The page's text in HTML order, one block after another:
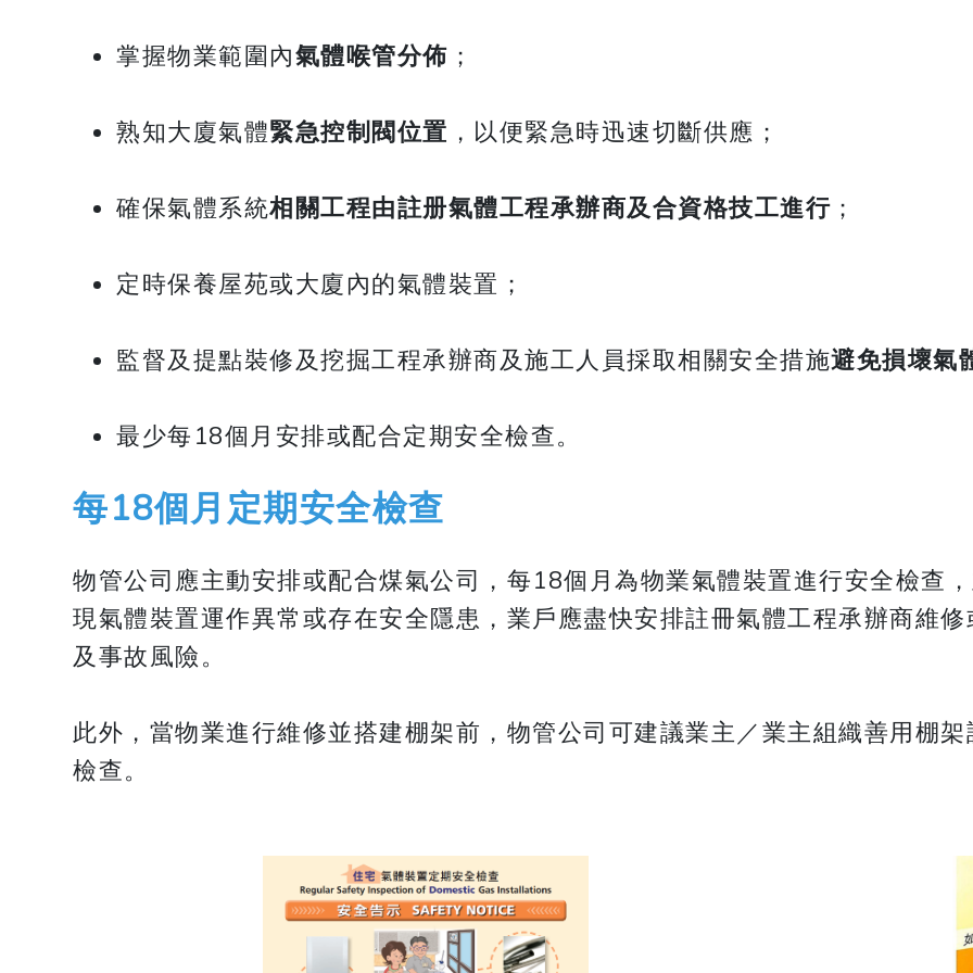
掌握物業範圍內氣體喉管分佈 ；
熟知大廈氣體緊急控制閥位置 ，以便緊急時迅速切斷供應；
確保氣體系統相關工程由註册氣體工程承辦商及合資格技工進行 ；
定時保養屋苑或大廈內的氣體裝置；
監督及提點裝修及挖掘工程承辦商及施工人員採取相關安全措施避免損壞氣
最少每18個月安排或配合定期安全檢查。
每18個月定期安全檢查
物管公司應主動安排或配合煤氣公司，每18個月為物業氣體裝置進行安全檢查
現氣體裝置運作異常或存在安全隱患，業戶應盡快安排註冊氣體工程承辦商維
及事故風險。
此外，當物業進行維修並搭建棚架前，物管公司可建議業主／業主組織善用棚
檢查。